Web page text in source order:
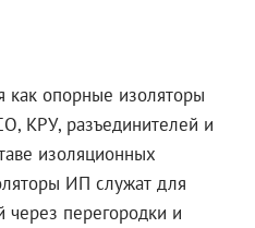
опорные изоляторы
КРУ, разъединителей и
изоляционных
ИП служат для
через перегородки и